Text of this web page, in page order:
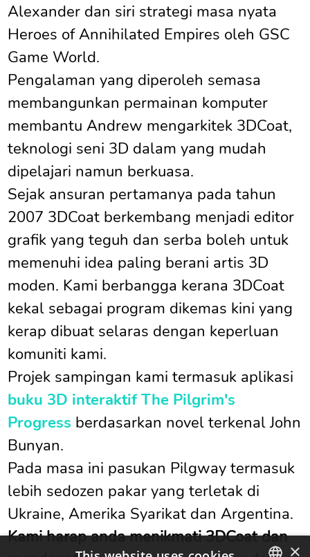
Alexander dan siri strategi masa nyata
Heroes of Annihilated Empires oleh GSC
Game World.
Pengalaman yang diperoleh semasa
membangunkan permainan komputer
membantu Andrew mengarkitek 3DCoat,
teknologi seni 3D dalam yang mudah
dipelajari namun berkuasa.
Sejak ansuran pertamanya pada tahun
2007 3DCoat berkembang menjadi editor
grafik yang teguh dan serba boleh untuk
memenuhi idea paling berani artis 3D
moden. Kami berbangga kerana 3DCoat
kekal sebagai program dikemas kini yang
kerap dibuat selaras dengan keperluan
komuniti kami.
Projek sampingan kami termasuk aplikasi
buku 3D interaktif The Pilgrim's
Progress berdasarkan novel terkenal John
Bunyan.
Pada masa ini pasukan Pilgway termasuk
lebih sedozen pakar yang terletak di
Ukraine, Amerika Syarikat dan Argentina.
Kami harap anda menikmati 3DCoat dan
×